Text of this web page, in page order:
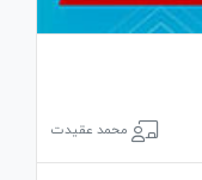
محمد عقیدت